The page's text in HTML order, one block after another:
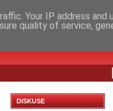
DISKUSE
Your IP address and
quality of service,